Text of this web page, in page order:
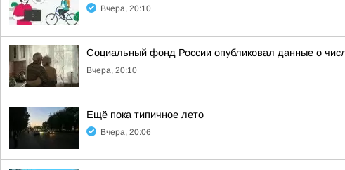
Вчера, 20:10
Социальный фонд России опубликовал данные о
Вчера, 20:10
Ещё пока типичное лето
Вчера, 20:06